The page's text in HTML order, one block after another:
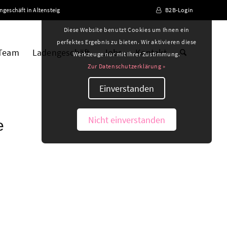
in Altensteig B2B-Login
Ladengeschäft Jobs Kontakt
Diese Website benutzt Cookies um Ihnen ein
perfektes Ergebnis zu bieten. Wir aktivieren diese
Werkzeuge nur mit Ihrer Zustimmung.
Zur Datenschutzerklärung »
Einverstanden
Nicht einverstanden